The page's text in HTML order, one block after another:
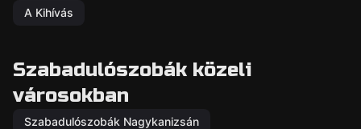
A Kihívás
Szabadulószobák közeli
városokban
Szabadulószobák Nagykanizsán